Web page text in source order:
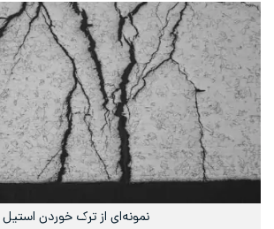
نمونه‌ای از ترک خوردن استیل